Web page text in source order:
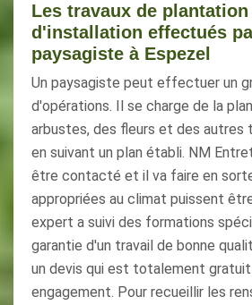
Les travaux de
d'installation effectués
paysagiste à Espezel
Un paysagiste peut effectuer un
d'opérations. Il se charge de la
arbustes, des fleurs et des autres
en suivant un plan établi. NM
être contacté et il va faire en
appropriées au climat puissent
expert a suivi des formations
garantie d'un travail de bonne
un devis qui est totalement
engagement. Pour recueillir les